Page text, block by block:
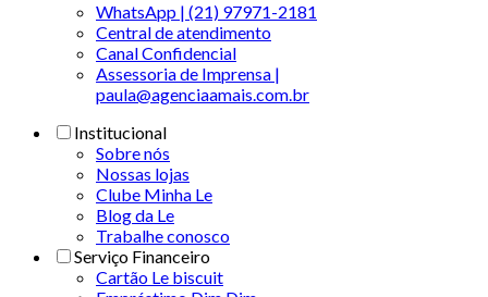
WhatsApp | (21) 97971-2181
Central de atendimento
Canal Confidencial
Assessoria de Imprensa |
paula@agenciaamais.com.br
Institucional
Sobre nós
Nossas lojas
Clube Minha Le
Blog da Le
Trabalhe conosco
Serviço Financeiro
Cartão Le biscuit